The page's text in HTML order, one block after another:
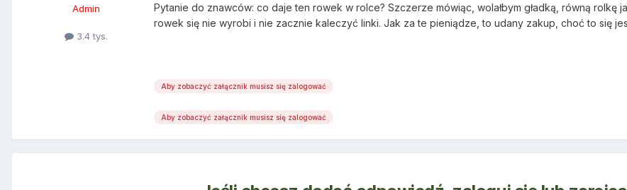
Admin
3.4 tys.
Pytanie do znawców: co daje ten rowek w rolce? Szczerze mówiąc, wolałbym gładką, równą rolkę
rowek się nie wyrobi i nie zacznie kaleczyć linki. Jak za te pieniądze, to udany zakup, choć to się
Aby zobaczyć załącznik musisz się zalogować
Aby zobaczyć załącznik musisz się zalogować